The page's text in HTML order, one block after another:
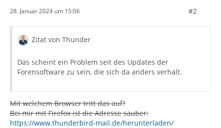
28. Januar 2024 um 15:06 #2
Zitat von Thunder
Das scheint ein Problem seit des Updates der
Forensoftware zu sein, die sich da anders verhält.
Mit welchem Browser tritt das auf?
Bei mir mit Firefox ist die Adresse sauber:
https://www.thunderbird-mail.de/herunterladen/